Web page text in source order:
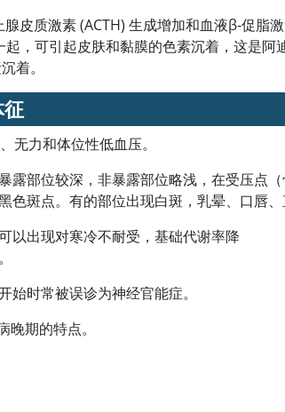
皮质激素 (ACTH) 生成增加和血液β-促脂
，可引起皮肤和黏膜的色素沉着，这是阿
着。
无力和体位性低血压。
露部位较深，非暴露部位略浅，在受压点
色斑点。有的部位出现白斑，乳晕、口唇、
以出现对寒冷不耐受，基础代谢率降
时常被误诊为神经官能症。
期的特点。